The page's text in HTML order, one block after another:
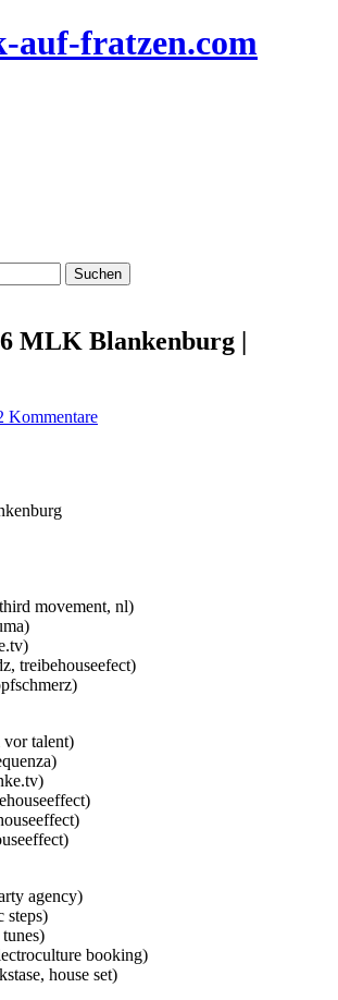
auf-fratzen.com
MLK Blankenburg |
Kommentare
movement, nl)
treibehouseefect)
vor talent)
agency)
steps)
booking)
house set)